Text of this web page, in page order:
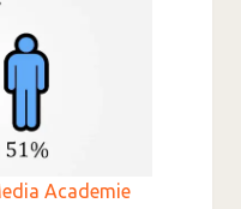
Academie